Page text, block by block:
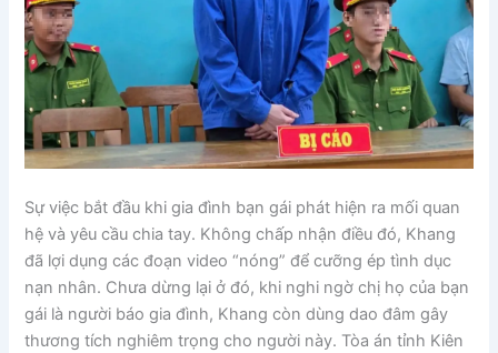
Sự việc bắt đầu khi gia đình bạn gái phát hiện ra mối quan
hệ và yêu cầu chia tay. Không chấp nhận điều đó, Khang
đã lợi dụng các đoạn video “nóng” để cưỡng ép tình dục
nạn nhân. Chưa dừng lại ở đó, khi nghi ngờ chị họ của bạn
gái là người báo gia đình, Khang còn dùng dao đâm gây
thương tích nghiêm trọng cho người này. Tòa án tỉnh Kiên